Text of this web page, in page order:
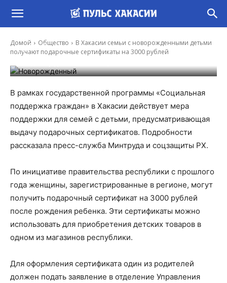
Домой Общество
В Хакасии семьи с новорожденными детьми
получают подарочные сертификаты на 3000 рублей
рублей
В рамках государственной программы «Социальная
поддержка граждан» в Хакасии действует мера
поддержки для семей с детьми, предусматривающая
выдачу подарочных сертификатов. Подробности
рассказала пресс-служба Минтруда и соцзащиты РХ.
По инициативе правительства республики с прошлого
года женщины, зарегистрированные в регионе, могут
получить подарочный сертификат на 3000 рублей
после рождения ребенка. Эти сертификаты можно
использовать для приобретения детских товаров в
одном из магазинов республики.
Для оформления сертификата один из родителей
должен подать заявление в отделение Управления